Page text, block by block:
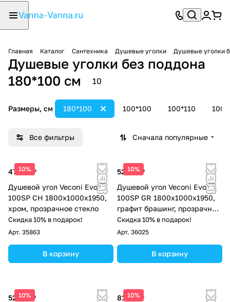
Главная Каталог Сантехника Душевые уголки Душевые уголки
Душевые уголки без поддона
180*100 см
10
Размеры, см 100*100 100*110
180*100
Все фильтры Сначала популярные
10%
47 071 ₽
Душевой угол Veconi Evo
100SP CH 1800х1000x1950,
хром, прозрачное стекло
Скидка 10% в подарок!
Арт. 35863
В корзину
10%
52 731 ₽
Душевой угол Veconi Evo
100SP GR 1800х1000x1950,
графит брашинг, прозрачное
стекло
Скидка 10% в подарок!
Арт. 36025
В корзину
10%
52 731 ₽
10%
81 717 ₽